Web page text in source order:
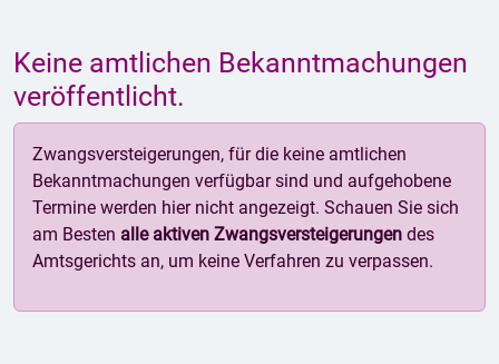
Keine amtlichen Bekanntmachungen
veröffentlicht.
Zwangsversteigerungen, für die keine amtlichen
Bekanntmachungen verfügbar sind und aufgehobene
Termine werden hier nicht angezeigt. Schauen Sie sich
am Besten alle aktiven Zwangsversteigerungen des
Amtsgerichts an, um keine Verfahren zu verpassen.